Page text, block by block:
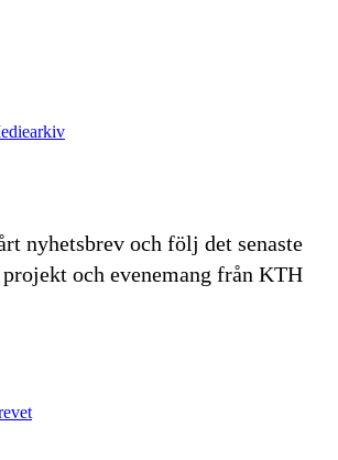
nyhetsbrev och följ det senaste
och evenemang från KTH